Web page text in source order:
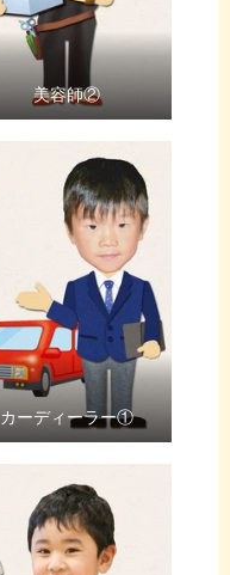
美容師②
カーディーラー①